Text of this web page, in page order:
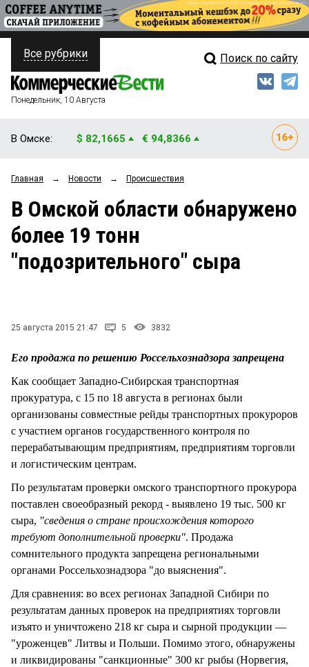
ПОЛИТИКА
ФИНАНСЫ
ОБЩЕСТВО
ЗАКОН
НОВОСТИ КОМПАНИЙ
Свежий выпуск
Мнения
Рейтинги
Архив
Все рубрики Поиск по сайту
Понедельник, 10 Августа
В Омске: $ 82,1665 € 94,8366
Главная → Новости → Происшествия
В Омской области обнаружено
более 19 тонн
"подозрительного" сыра
25 августа 2015 21:47 5 3832
Его продажа по решению Россельхознадзора запрещена
Как сообщает Западно-Сибирская транспортная
прокуратура, с 15 по 18 августа в регионах были
организованы совместные рейды транспортных прокуроров
с участием органов государственного контроля по
перерабатывающим предприятиям, предприятиям торговли
и логистическим центрам.
По результатам проверки омского транспортного прокурора
поставлен своеобразный рекорд - выявлено 19 тыс. 500 кг
сыра, "сведения о стране происхождения которого
требуют дополнительной проверки". Продажа
сомнительного продукта запрещена региональными
органами Россельхознадзора "до выяснения".
Для сравнения: во всех регионах Западной Сибири по
результатам данных проверок на предприятиях торговли
изъято и уничтожено 218 кг сыра и сырной продукции —
"уроженцев" Литвы и Польши. Помимо этого, обнаружены
и ликвидированы "санкционные" 300 кг рыбы (Норвегия,